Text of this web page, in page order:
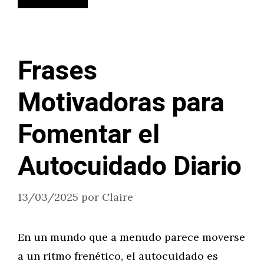
Frases
Motivadoras para
Fomentar el
Autocuidado Diario
13/03/2025 por Claire
En un mundo que a menudo parece moverse
a un ritmo frenético, el autocuidado es